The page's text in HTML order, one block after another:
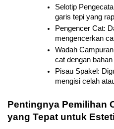
Selotip
garis tepi yang
Pengencer Cat:
mengencerkan
Wadah
cat dengan
Pisau Spakel:
mengisi celah
Pentingnya Pemilihan
yang Tepat untuk